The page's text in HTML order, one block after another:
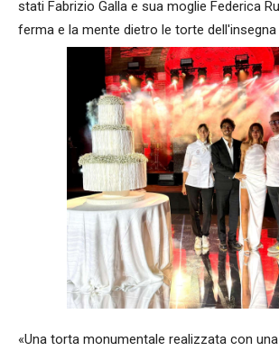
stati Fabrizio Galla e sua moglie Federica
ferma e la mente dietro le torte dell'insegna
«Una torta monumentale realizzata con